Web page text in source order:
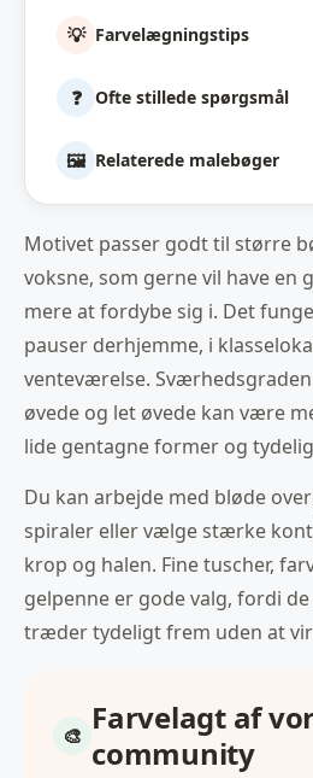
💡 Farvelægningstips
❓ Ofte stillede spørgsmål
🖼️ Relaterede malebøger
Motivet passer godt til større
voksne, som gerne vil have en
mere at fordybe sig i. Det
pauser derhjemme, i
venteværelse.
øvede og let øvede kan være
lide gentagne former og
Du kan arbejde med bløde
spiraler eller vælge stærke
krop og halen. Fine tuscher,
gelpenne er gode valg, fordi
træder tydeligt frem uden at
Farvelagt af
community